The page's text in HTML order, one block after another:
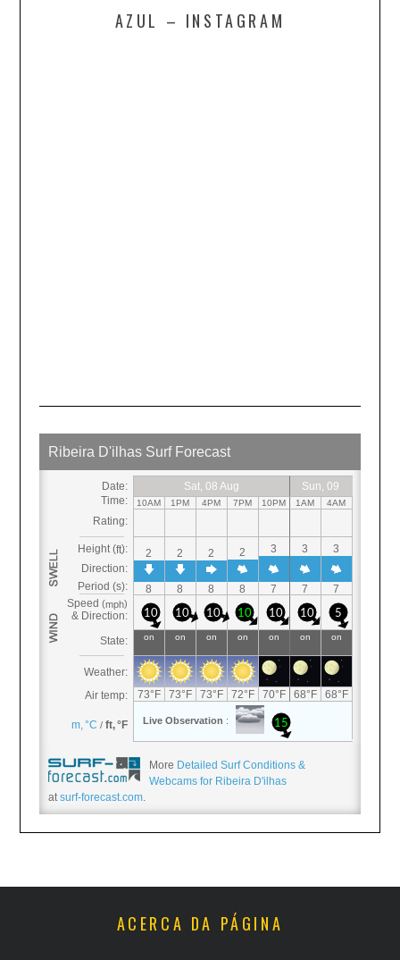
AZUL – INSTAGRAM
More Detailed Surf Conditions &
Webcams for Ribeira D'ilhas
atsurf-forecast.com.
ACERCA DA PÁGINA